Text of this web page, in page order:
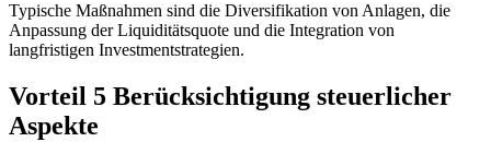
Typische Maßnahmen sind die Diversifikation von Anlagen, die
Anpassung der Liquiditätsquote und die Integration von
langfristigen Investmentstrategien.
Vorteil 5 Berücksichtigung steuerlicher
Aspekte